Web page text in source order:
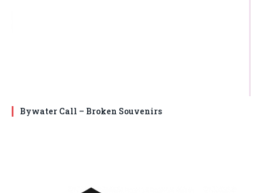
Bywater Call – Broken Souvenirs